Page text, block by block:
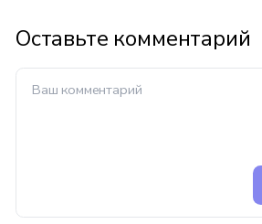
Оставьте комментарий